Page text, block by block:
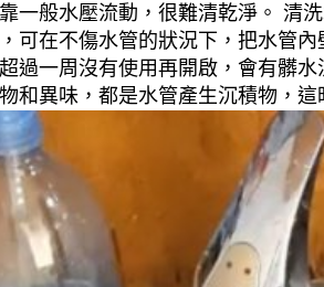
一般水壓流動，很難清乾淨。 清
可在不傷水管的狀況下，把水管內
過一周沒有使用再開啟，會有髒
和異味，都是水管產生沉積物，這